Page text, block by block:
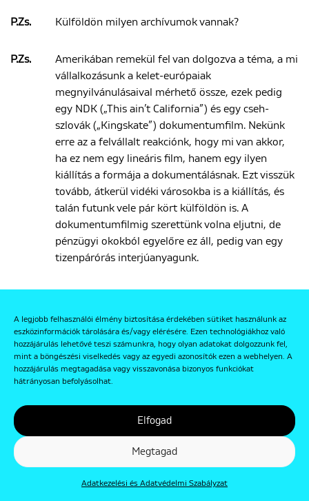
A legjobb felhasználói élmény biztosítása érdekében sütiket használunk az
eszközinformációk tárolására és/vagy elérésére. Ezen technológiákhoz való
hozzájárulás lehetővé teszi számunkra, hogy olyan adatokat dolgozzunk fel,
mint a böngészési viselkedés vagy az egyedi azonosítók ezen a webhelyen. A
hozzájárulás megtagadása vagy visszavonása bizonyos funkciókat
hátrányosan befolyásolhat.
Elfogad
Megtagad
Adatkezelési és Adatvédelmi Szabályzat
P.Zs. Külföldön milyen archívumok vannak?
P.Zs.
Amerikában remekül fel van dolgozva a téma, a mi
vállalkozásunk a kelet-európaiak
megnyilvánulásaival mérhető össze, ezek pedig
egy NDK („This ain’t California”) és egy cseh-
szlovák („Kingskate”) dokumentumfilm. Nekünk
erre az a felvállalt reakciónk, hogy mi van akkor,
ha ez nem egy lineáris film, hanem egy ilyen
kiállítás a formája a dokumentálásnak. Ezt visszük
tovább, átkerül vidéki városokba is a kiállítás, és
talán futunk vele pár kört külföldön is. A
dokumentumfilmig szerettünk volna eljutni, de
pénzügyi okokból egyelőre ez áll, pedig van egy
tizenpárórás interjúanyagunk.
A deszkázás olimpiai
sportág lesz jövőre.
Gondolom ez megszüli